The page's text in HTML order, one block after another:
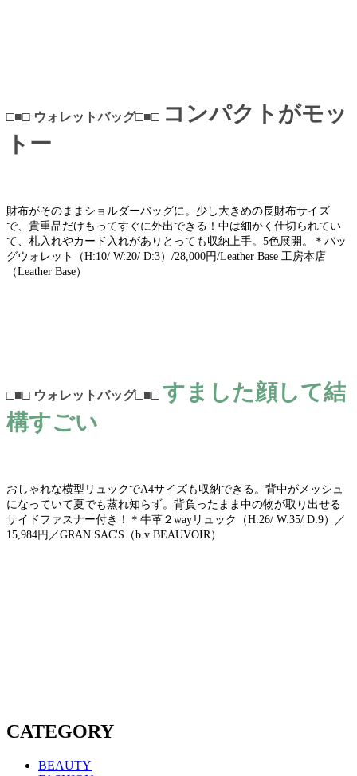
□■□ ウォレットバッグ□■□ コンパクトがモッ
トー
財布がそのままショルダーバッグに。少し大きめの長財布サイズ
で、貴重品だけもってすぐに外出できる！中は細かく仕切られてい
て、札入れやカード入れがありとっても収納上手。5色展開。＊バッ
グウォレット（H:10/ W:20/ D:3）/28,000円/Leather Base 工房本店
（Leather Base）
□■□ ウォレットバッグ□■□ すました顔して結
構すごい
おしゃれな横型リュックでA4サイズも収納できる。背中がメッシュ
になっていて夏でも蒸れ知らず。背負ったまま中の物が取り出せる
サイドファスナー付き！＊牛革２wayリュック（H:26/ W:35/ D:9）／
15,984円／GRAN SAC'S（b.v BEAUVOIR）
CATEGORY
BEAUTY